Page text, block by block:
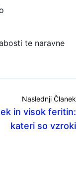
te naravne
Naslednji Članek
in visok feritin:
kateri so vzroki